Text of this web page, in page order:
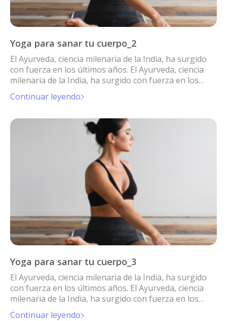
Yoga para sanar tu cuerpo_2
El Ayurveda, ciencia milenaria de la India, ha surgido
con fuerza en los últimos años. El Ayurveda, ciencia
milenaria de la India, ha surgido con fuerza en los
últimos años.
Continuar leyendo
Yoga para sanar tu cuerpo_3
El Ayurveda, ciencia milenaria de la India, ha surgido
con fuerza en los últimos años. El Ayurveda, ciencia
milenaria de la India, ha surgido con fuerza en los
últimos años.
Continuar leyendo